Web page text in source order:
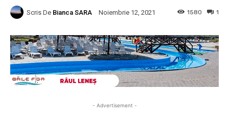
Scris De Bianca SARA Noiembrie 12, 2021 1
1580
- Advertisement -